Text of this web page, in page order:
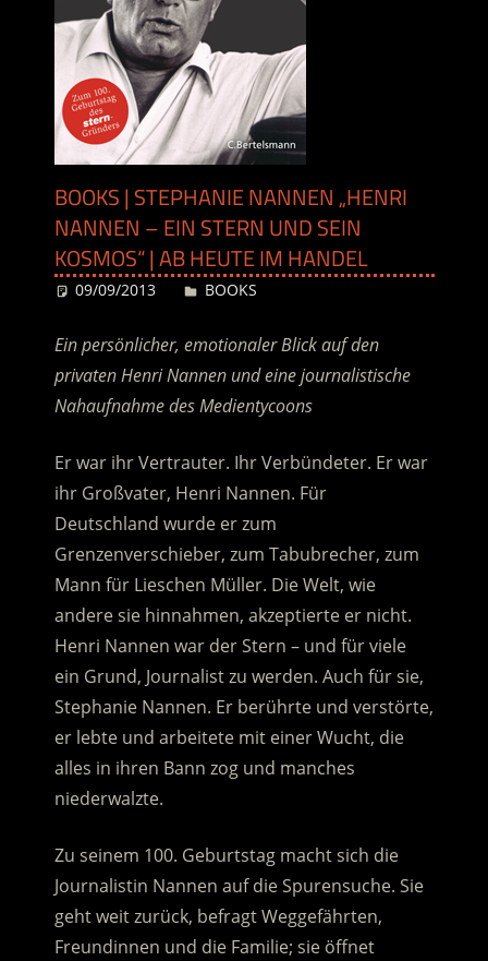
BOOKS | STEPHANIE NANNEN „HENRI
NANNEN – EIN STERN UND SEIN
KOSMOS“ | AB HEUTE IM HANDEL
09/09/2013 Desiree
BOOKS
Ein persönlicher, emotionaler Blick auf den
privaten Henri Nannen und eine journalistische
Nahaufnahme des Medientycoons
Er war ihr Vertrauter. Ihr Verbündeter. Er war
ihr Großvater, Henri Nannen. Für
Deutschland wurde er zum
Grenzenverschieber, zum Tabubrecher, zum
Mann für Lieschen Müller. Die Welt, wie
andere sie hinnahmen, akzeptierte er nicht.
Henri Nannen war der Stern – und für viele
ein Grund, Journalist zu werden. Auch für sie,
Stephanie Nannen. Er berührte und verstörte,
er lebte und arbeitete mit einer Wucht, die
alles in ihren Bann zog und manches
niederwalzte.
Zu seinem 100. Geburtstag macht sich die
Journalistin Nannen auf die Spurensuche. Sie
geht weit zurück, befragt Weggefährten,
Freundinnen und die Familie; sie öffnet